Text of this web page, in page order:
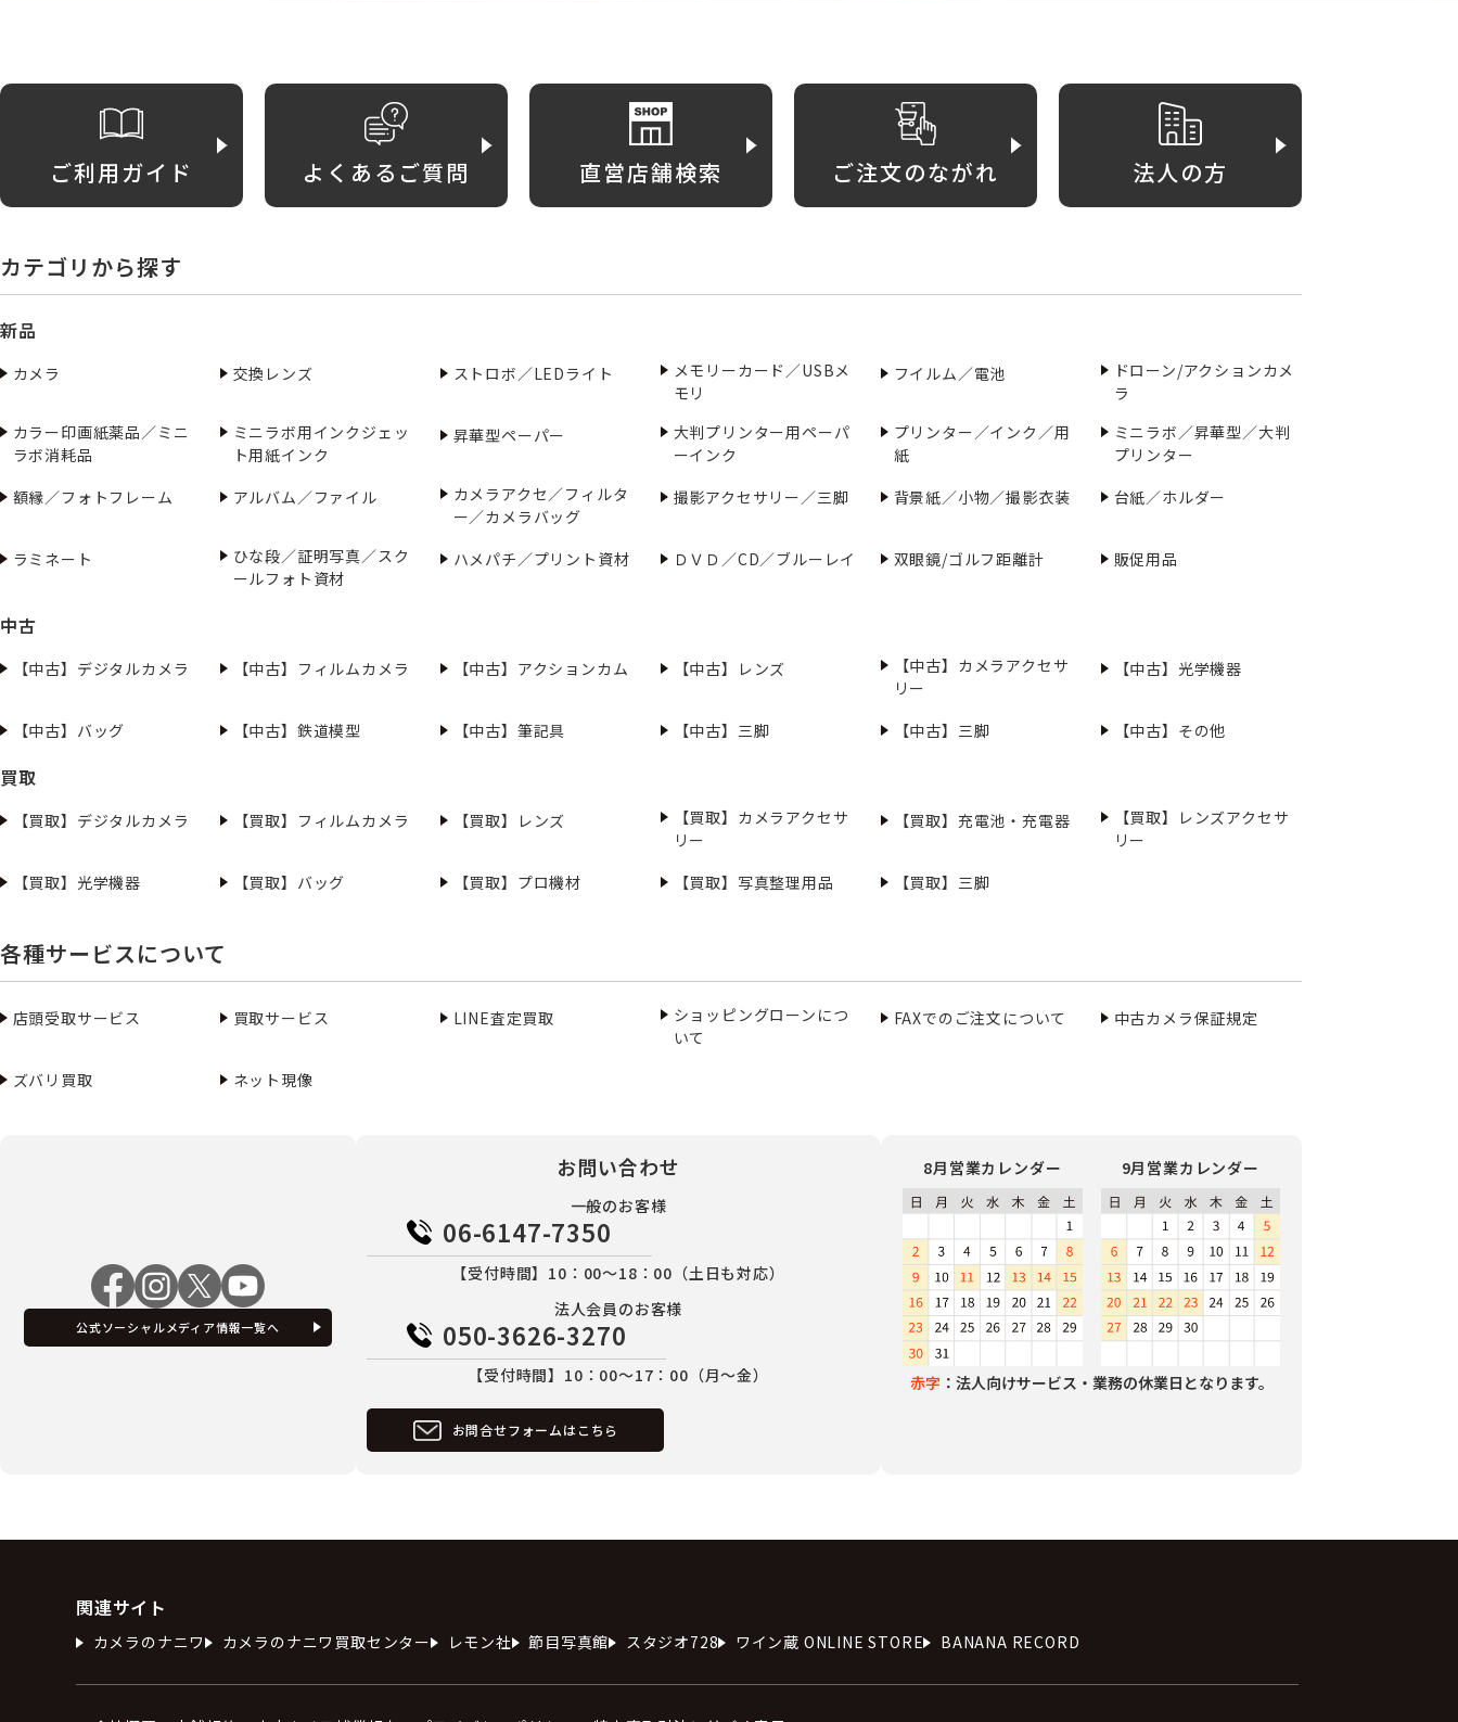
ご利用ガイド よくあるご質問 直営店舗検索 ご注文のながれ 法人の方
カテゴリから探す
新品
カメラ 交換レンズ ストロボ／LEDライト
メモリーカード／USBメ
モリ
フイルム／電池
ドローン/アクションカメ
ラ
カラー印画紙薬品／ミニ
ラボ消耗品
ミニラボ用インクジェッ
ト用紙インク
昇華型ペーパー
大判プリンター用ペーパ
ーインク
プリンター／インク／用
紙
ミニラボ／昇華型／大判
プリンター
額縁／フォトフレーム
アルバム／ファイル
カメラアクセ／フィルタ
ー／カメラバッグ
撮影アクセサリー／三脚 背景紙／小物／撮影衣装 台紙／ホルダー
ラミネート
ひな段／証明写真／スク
ールフォト資材
ハメパチ／プリント資材 ＤＶＤ／CD／ブルーレイ 双眼鏡/ゴルフ距離計 販促用品
中古
【中古】デジタルカメラ 【中古】フィルムカメラ 【中古】アクションカム 【中古】レンズ
【中古】カメラアクセサ
リー
【中古】光学機器
【中古】バッグ 【中古】鉄道模型 【中古】筆記具 【中古】三脚 【中古】三脚 【中古】その他
買取
【買取】デジタルカメラ 【買取】フィルムカメラ 【買取】レンズ
【買取】カメラアクセサ
リー
【買取】充電池・充電器
【買取】レンズアクセサ
リー
【買取】光学機器
【買取】バッグ 【買取】プロ機材 【買取】写真整理用品 【買取】三脚
各種サービスについて
店頭受取サービス 買取サービス LINE査定買取
ショッピングローンにつ
いて
FAXでのご注文について 中古カメラ保証規定
ズバリ買取 ネット現像
公式ソーシャルメディア情報一覧へ
お問い合わせ
一般のお客様
06-6147-7350
【受付時間】10：00～18：00（土日も対応）
法人会員のお客様
050-3626-3270
【受付時間】10：00～17：00（月～金）
お問合せフォームはこちら
8月営業カレンダー 9月営業カレンダー
赤字 ：法人向けサービス・業務の休業日となります。
関連サイト
カメラのナニワ カメラのナニワ買取センター レモン社 節目写真館 スタジオ728 ワイン蔵 ONLINE STORE BANANA RECORD